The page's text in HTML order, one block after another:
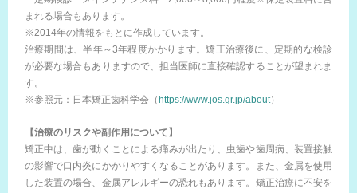
まれる場合もあります。
※2014年の情報をもとに作成しています。
治療期間は、半年～3年程度かかります。矯正治療後に、定期的な検診
が必要な場合もありますので、担当医師に直接確認することが望まれま
す。
※参照元：日本矯正歯科学会（ https://www.jos.gr.jp/about）
【治療のリスクや副作用について】
矯正中は、歯が動くことによる痛みが出たり、虫歯や歯周病、装置接触
の影響で口内炎にかかりやすくなることがあります。また、金属を使用
した装置の場合、金属アレルギーの恐れもあります。矯正治療に不安を